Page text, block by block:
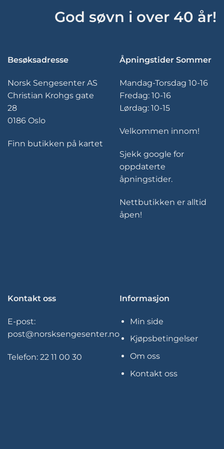
produktsiden
God søvn i over 40 år!
Besøksadresse
Norsk Sengesenter AS
Christian Krohgs gate
28
0186 Oslo
Finn butikken på kartet
Åpningstider Sommer
Mandag-Torsdag 10-16
Fredag: 10-16
Lørdag: 10-15
Velkommen innom!
Sjekk google for
oppdaterte
åpningstider.
Nettbutikken er alltid
åpen!
Kontakt oss
E-post:
post@norsksengesenter.no
Telefon: 22 11 00 30
Informasjon
Min side
Kjøpsbetingelser
Om oss
Kontakt oss